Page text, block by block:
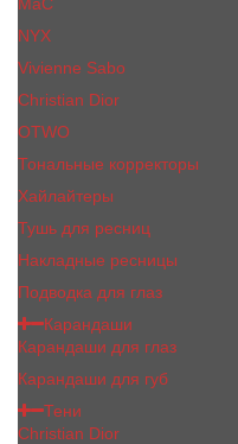
NYX
Vivienne Sabo
Сhristiаn Diоr
OTWO
Тональные корректоры
Хайлайтеры
Тушь для ресниц
Накладные ресницы
Подводка для глаз
Карандаши
Карандаши для глаз
Карандаши для губ
Тени
Christian Dior